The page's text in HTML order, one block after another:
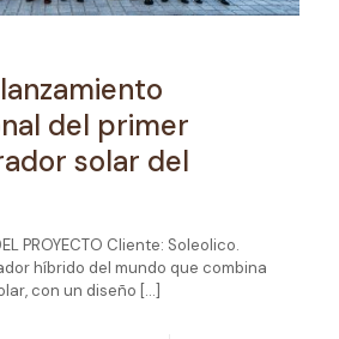
del primer
solar del
PROYECTO Cliente: Soleolico.
híbrido del mundo que combina
con un diseño […]